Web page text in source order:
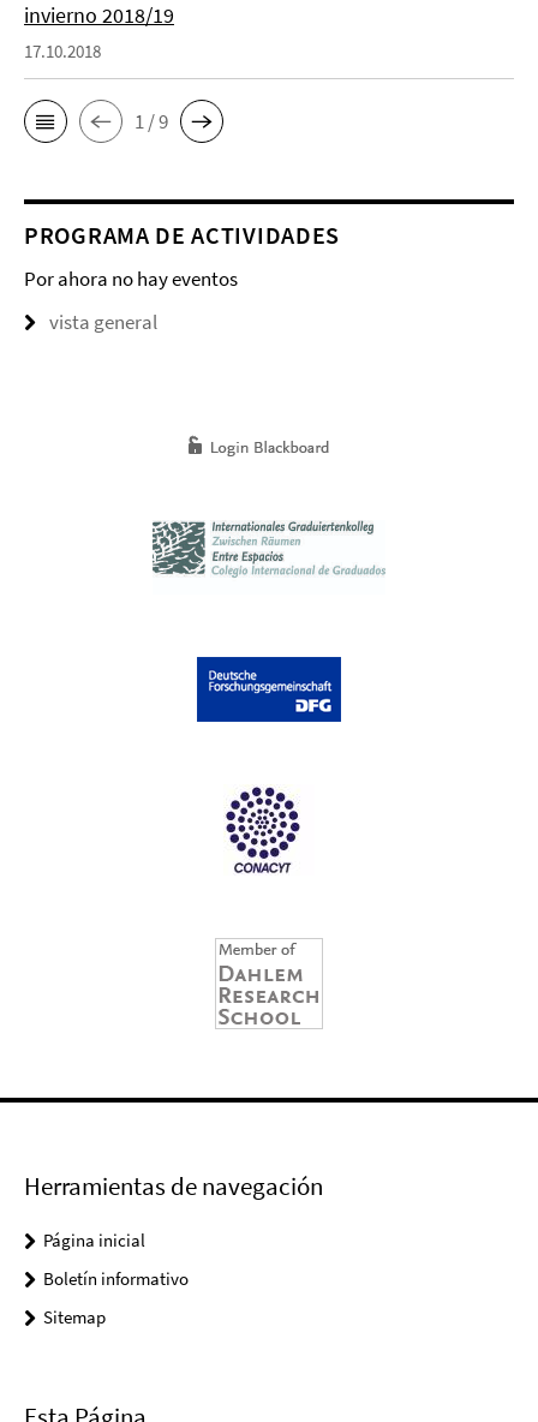
invierno 2018/19
17.10.2018
1 / 9
PROGRAMA DE ACTIVIDADES
Por ahora no hay eventos
vista general
Herramientas de navegación
Página inicial
Boletín informativo
Sitemap